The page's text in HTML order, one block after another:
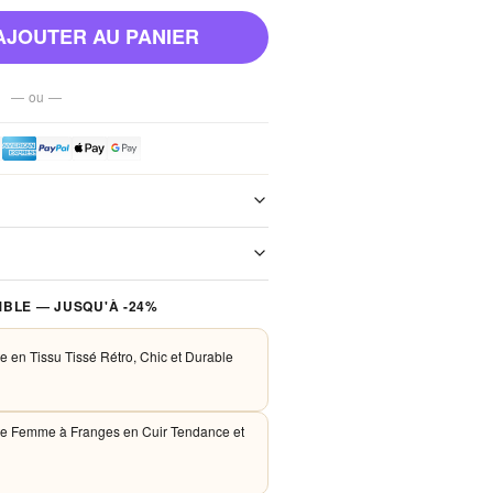
AU PANIER
— ou —
Aucun frais de port, jamais.
et Apple Pay. Aucune donnée
serveurs.
— JUSQU'À -24%
en Tissu Tissé Rétro, Chic et Durable
Femme à Franges en Cuir Tendance et